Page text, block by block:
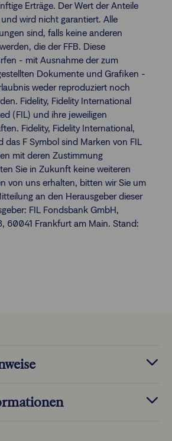
Erträge. Der Wert der Anteile
wird nicht garantiert. Alle
sind, falls keine anderen
die der FFB. Diese
- mit Ausnahme der zum
Dokumente und Grafiken -
weder reproduziert noch
Fidelity, Fidelity International
(FIL) und ihre jeweiligen
Fidelity, Fidelity International,
das F Symbol sind Marken von FIL
mit deren Zustimmung
Sie in Zukunft keine weiteren
von uns erhalten, bitten wir Sie um
an den Herausgeber dieser
FIL Fondsbank GmbH,
60041 Frankfurt am Main. Stand: